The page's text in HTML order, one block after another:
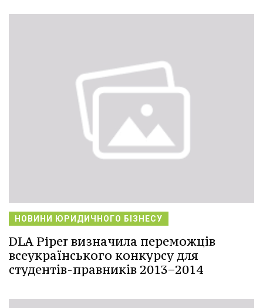
НОВИНИ ЮРИДИЧНОГО БІЗНЕСУ
DLA Piper визначила переможців
всеукраїнського конкурсу для
студентів-правників 2013−2014